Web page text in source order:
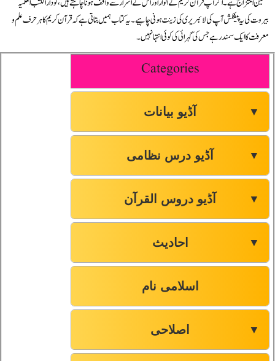
حسین امتزاج ہے۔ اگر آپ قرآن کریم کے انوار اور اس کے اسرار سے واقف ہونا چاہتے ہیں، تو دار الکتب العلمیہ
بیروت کی یہ پیشکش آپ کی لائبریری کی زینت ہونی چاہیے۔ یہ کتاب ہمیں بتاتی ہے کہ قرآن کریم کا ہر حرف علم و
معرفت کا ایک سمندر ہے جس کی گہرائی کی کوئی انتہا نہیں۔
Categories
آڈیو بیانات ▼
آڈیو درس نظامی ▼
آڈیو دروس القرآن ▼
احادیث ▼
اسلامی نام
اصلاحی ▼